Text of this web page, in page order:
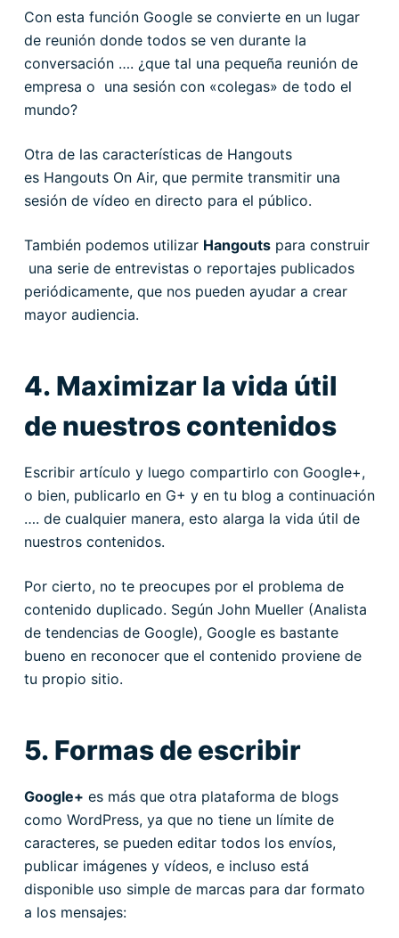
Con esta función Google se convierte en un lugar
de reunión donde todos se ven durante la
conversación …. ¿que tal una pequeña reunión de
empresa o una sesión con «colegas» de todo el
mundo?
Otra de las características de Hangouts
es Hangouts On Air, que permite transmitir una
sesión de vídeo en directo para el público.
También podemos utilizar Hangoutspara construir
una serie de entrevistas o reportajes publicados
periódicamente, que nos pueden ayudar a crear
mayor audiencia.
4. Maximizar la vida útil
de nuestros contenidos
Escribir artículo y luego compartirlo con Google+,
o bien, publicarlo en G+ y en tu blog a continuación
…. de cualquier manera, esto alarga la vida útil de
nuestros contenidos.
Por cierto, no te preocupes por el problema de
contenido duplicado. Según John Mueller (Analista
de tendencias de Google), Google es bastante
bueno en reconocer que el contenido proviene de
tu propio sitio.
5. Formas de escribir
Google+ es más que otra plataforma de blogs
como WordPress, ya que no tiene un límite de
caracteres, se pueden editar todos los envíos,
publicar imágenes y vídeos, e incluso está
disponible uso simple de marcas para dar formato
a los mensajes: